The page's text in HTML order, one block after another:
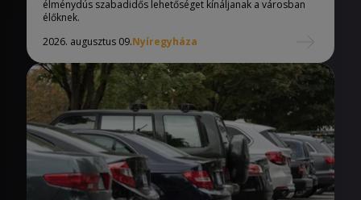
élménydús szabadidős lehetőséget kínáljanak a városban
élőknek.
2026. augusztus 09.Nyíregyháza